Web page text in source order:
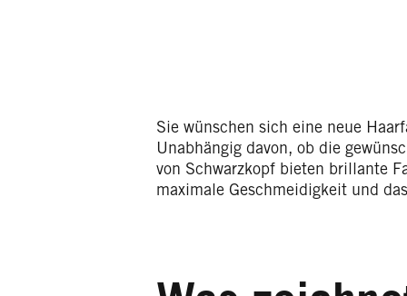
Sie wünschen sich eine neue
Unabhängig davon, ob die
von Schwarzkopf bieten brillante
maximale Geschmeidigkeit und